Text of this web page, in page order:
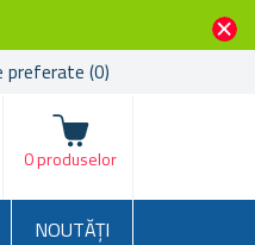
preferate (0)
Coșul
0 produselor
NOUTĂȚI